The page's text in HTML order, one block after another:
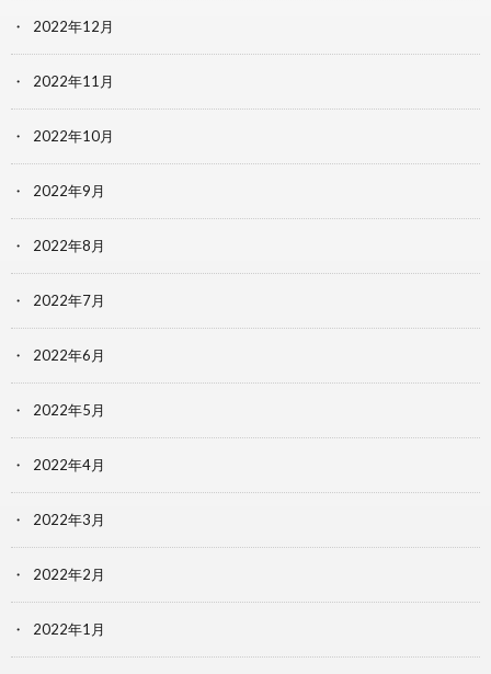
2022年12月
2022年11月
2022年10月
2022年9月
2022年8月
2022年7月
2022年6月
2022年5月
2022年4月
2022年3月
2022年2月
2022年1月